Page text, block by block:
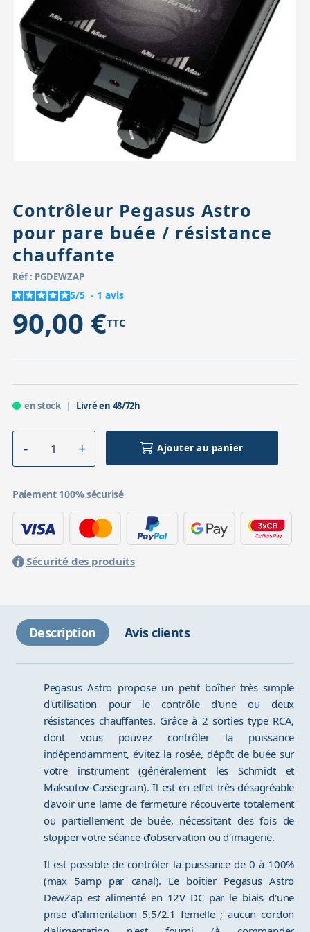
Accessoires pour montures
Têtes
Pièces détachées
Contrôleur Pegasus Astro
pour pare buée / résistance
chauffante
Réf : PGDEWZAP
5/5 - 1 avis
90,00 €TTC
en stock Livré en 48/72h
Ajouter au panier
Paiement 100% sécurisé
Sécurité des produits
Description Avis clients
Pegasus Astro propose un petit boîtier très simple
d'utilisation pour le contrôle d'une ou deux
résistances chauffantes. Grâce à 2 sorties type RCA,
dont vous pouvez contrôler la puissance
indépendamment, évitez la rosée, dépôt de buée sur
votre instrument (généralement les Schmidt et
Maksutov-Cassegrain). Il est en effet très désagréable
d'avoir une lame de fermeture récouverte totalement
ou partiellement de buée, nécessitant des fois de
stopper votre séance d'observation ou d'imagerie.
Il est possible de contrôler la puissance de 0 à 100%
(max 5amp par canal). Le boitier Pegasus Astro
DewZap est alimenté en 12V DC par le biais d'une
prise d'alimentation 5.5/2.1 femelle ; aucun cordon